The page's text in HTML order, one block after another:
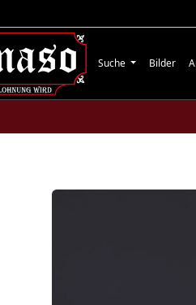
Suche Bilder